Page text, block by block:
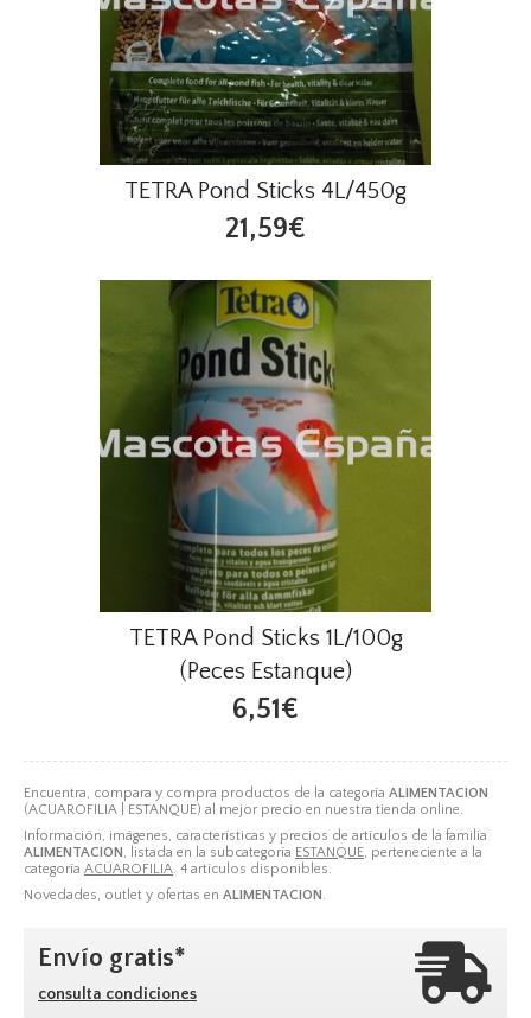
Encuentra, compara y compra productos de la categoría ALIMENTACION
(ACUAROFILIA | ESTANQUE) al mejor precio en nuestra tienda online.
Información, imágenes, características y precios de artículos de la familia
ALIMENTACION, listada en la subcategoría ESTANQUE, perteneciente a la
categoría ACUAROFILIA. 4 artículos disponibles.
Novedades, outlet y ofertas en ALIMENTACION.
TETRA Pond Sticks 4L/450g
21,59€
TETRA Pond Sticks 1L/100g
(Peces Estanque)
6,51€
Envío gratis*
consulta condiciones